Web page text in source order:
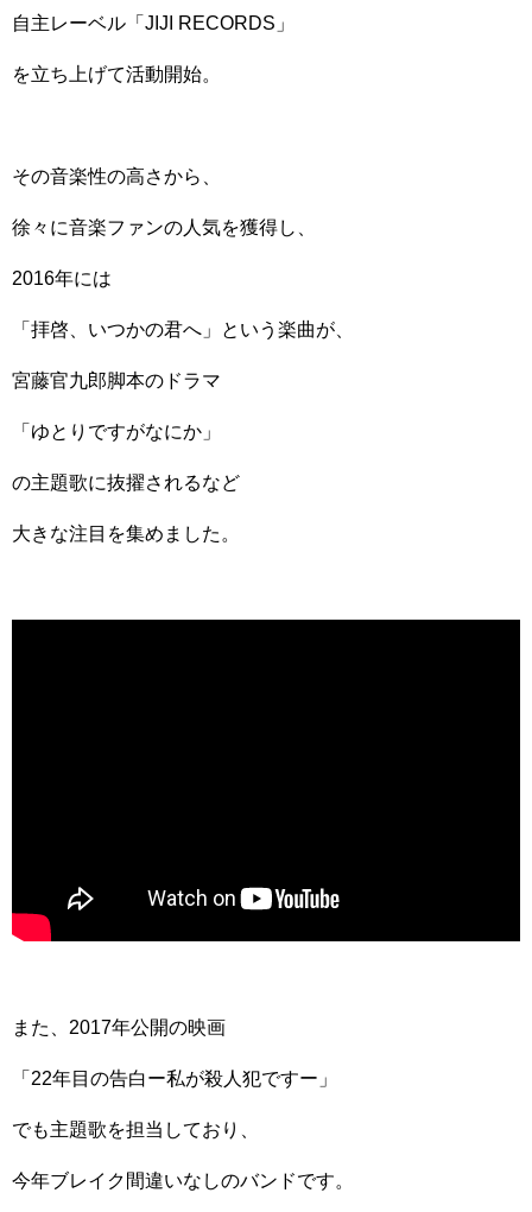
自主レーベル「JIJI RECORDS」
を立ち上げて活動開始。
その音楽性の高さから、
徐々に音楽ファンの人気を獲得し、
2016年には
「拝啓、いつかの君へ」という楽曲が、
宮藤官九郎脚本のドラマ
「ゆとりですがなにか」
の主題歌に抜擢されるなど
大きな注目を集めました。
また、2017年公開の映画
「22年目の告白ー私が殺人犯ですー」
でも主題歌を担当しており、
今年ブレイク間違いなしのバンドです。